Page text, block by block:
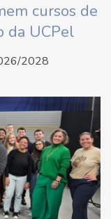
cursos de
da UCPel
2028